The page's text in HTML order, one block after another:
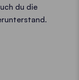
du die